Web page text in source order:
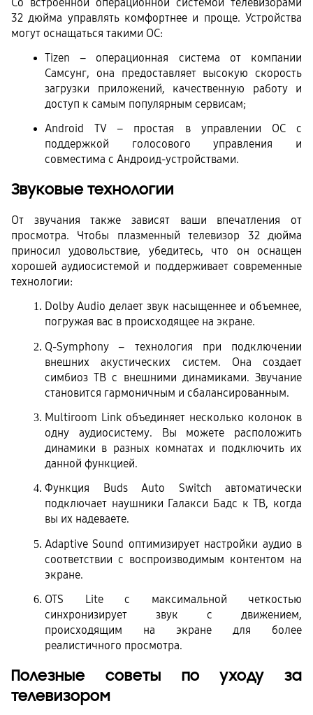
32 дюйма управлять комфортнее и проще. Устройства
могут оснащаться такими ОС:
Tizen – операционная система от компании
Самсунг, она предоставляет высокую скорость
загрузки приложений, качественную работу и
доступ к самым популярным сервисам;
Android TV – простая в управлении ОС с
поддержкой голосового управления и
совместима с Андроид-устройствами.
Звуковые технологии
От звучания также зависят ваши впечатления от
просмотра. Чтобы плазменный телевизор 32 дюйма
приносил удовольствие, убедитесь, что он оснащен
хорошей аудиосистемой и поддерживает современные
технологии:
Dolby Audio делает звук насыщеннее и объемнее,
погружая вас в происходящее на экране.
Q-Symphony – технология при подключении
внешних акустических систем. Она создает
симбиоз ТВ с внешними динамиками. Звучание
становится гармоничным и сбалансированным.
Multiroom Link объединяет несколько колонок в
одну аудиосистему. Вы можете расположить
динамики в разных комнатах и подключить их
данной функцией.
Функция Buds Auto Switch автоматически
подключает наушники Галакси Бадс к ТВ, когда
вы их надеваете.
Adaptive Sound оптимизирует настройки аудио в
соответствии с воспроизводимым контентом на
экране.
OTS Lite с максимальной четкостью
синхронизирует звук с движением,
происходящим на экране для более
реалистичного просмотра.
Полезные советы по уходу за
телевизором